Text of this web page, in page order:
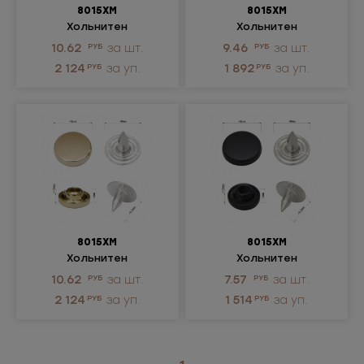
8015ХМ
Хольнитен
металлический
10.62 РУБ за шт.
2 124 РУБ за уп.
8015ХМ
Хольнитен
металлический
9.46 РУБ за шт.
1 892 РУБ за уп.
8015ХМ
Хольнитен
металлический
10.62 РУБ за шт.
2 124 РУБ за уп.
8015ХМ
Хольнитен
металлический
7.57 РУБ за шт.
1 514 РУБ за уп.